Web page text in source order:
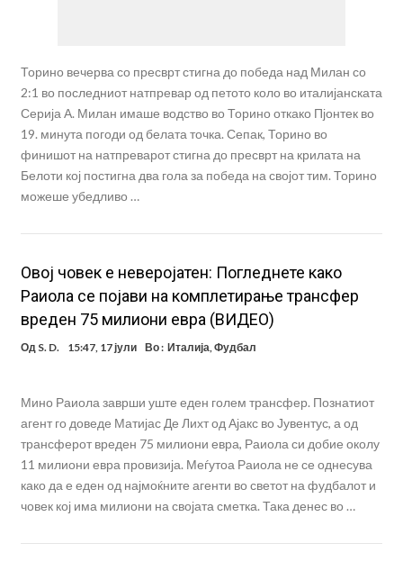
Торино вечерва со пресврт стигна до победа над Милан со
2:1 во последниот натпревар од петото коло во италијанската
Серија А. Милан имаше водство во Торино откако Пјонтек во
19. минута погоди од белата точка. Сепак, Торино во
финишот на натпреварот стигна до пресврт на крилата на
Белоти кој постигна два гола за победа на својот тим. Торино
можеше убедливо …
Овој човек е неверојатен: Погледнете како
Раиола се појави на комплетирање трансфер
вреден 75 милиони евра (ВИДЕО)
Од S. D. 15:47, 17 јули Во : Италија Фудбал
Мино Раиола заврши уште еден голем трансфер. Познатиот
агент го доведе Матијас Де Лихт од Ајакс во Јувентус, а од
трансферот вреден 75 милиони евра, Раиола си добие околу
11 милиони евра провизија. Меѓутоа Раиола не се однесува
како да е еден од најмоќните агенти во светот на фудбалот и
човек кој има милиони на својата сметка. Така денес во …